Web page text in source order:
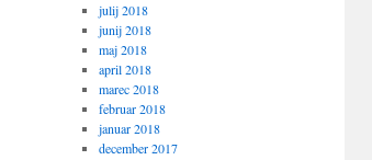
julij 2018
junij 2018
maj 2018
april 2018
marec 2018
februar 2018
januar 2018
december 2017